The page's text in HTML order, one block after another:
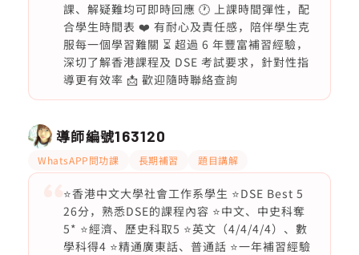
課、解疑難均可即時回應 🕐 上課時間彈性，配
合學生時間表 ❤️ 有耐心及責任感，陪伴學生克
服每一個學習難關 ⏳ 超過 6 年豐富補習經驗，
深切了解香港課程及 DSE 考試要求，針對性指
導更有效率 📩 歡迎隨時聯絡查詢
導師編號163120
WhatsAPP問功課 長期補習 題目講解
⭐️香港中文大學社會工作系學生 ⭐️DSE Best 5
26分，熟悉DSE的課程內容 ⭐️中文、中史科奪
5* ⭐️經濟、歷史科取5 ⭐️英文（4/4/4/4）、數
學科得4 ⭐️精通廣東話、普通話 ⭐️一年補習經驗